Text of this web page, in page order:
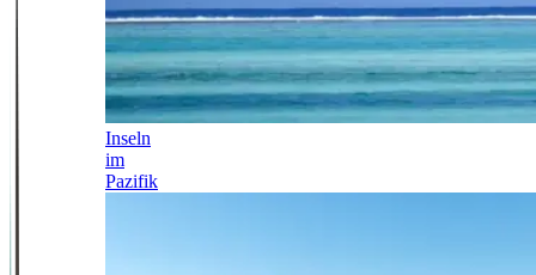
Inseln
im
Pazifik